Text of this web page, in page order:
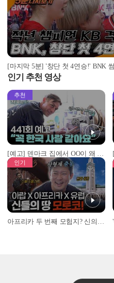
인기 추천 영상
추천
[예고] 덴마크 집에서 OO이 왜 나와...? 이상할 정도로 한국을 사랑하는 우리 형을 제보합니다!
인기